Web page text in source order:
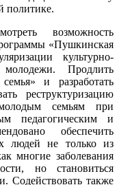
политике.
возможность
«Пушкинская
культурно-
Продлить
и разработать
реструктуризацию
семьям при
педагогическим и
обеспечить
людей не только из
многие заболевания
но становиться
Содействовать также